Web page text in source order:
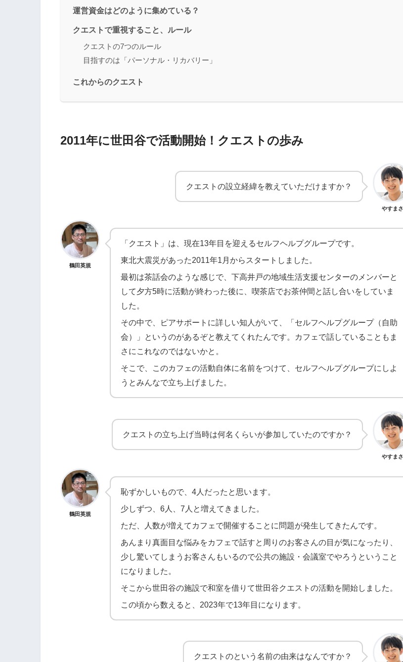
運営資金はどのように集めている？
クエストで重視すること、ルール
クエストの7つのルール
目指すのは「パーソナル・リカバリー」
これからのクエスト
2011年に世田谷で活動開始！クエストの歩み
やすまさ
クエストの設立経緯を教えていただけますか？
鶴田英規
「クエスト」は、現在13年目を迎えるセルフヘルプグループです。
東北大震災があった2011年1月からスタートしました。
最初は茶話会のような感じで、下高井戸の地域生活支援センターのメンバーと
して夕方5時に活動が終わった後に、喫茶店でお茶仲間と話し合いをしていま
した。
その中で、ピアサポートに詳しい知人がいて、「セルフヘルプグループ（自助
会）」というのがあるぞと教えてくれたんです。カフェで話していることもま
さにこれなのではないかと。
そこで、このカフェの活動自体に名前をつけて、セルフヘルプグループにしよ
うとみんなで立ち上げました。
やすまさ
クエストの立ち上げ当時は何名くらいが参加していたのですか？
鶴田英規
恥ずかしいもので、4人だったと思います。
少しずつ、6人、7人と増えてきました。
ただ、人数が増えてカフェで開催することに問題が発生してきたんです。
あんまり真面目な悩みをカフェで話すと周りのお客さんの目が気になったり、
少し驚いてしまうお客さんもいるので公共の施設・会議室でやろうということ
になりました。
そこから世田谷の施設で和室を借りて世田谷クエストの活動を開始しました。
この頃から数えると、2023年で13年目になります。
クエストのという名前の由来はなんですか？